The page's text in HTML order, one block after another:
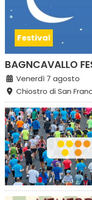
Festival
BAGNCAVALLO
Venerdì 7 agosto
Chiostro di San